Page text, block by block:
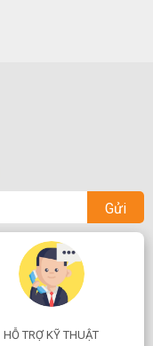
Gửi
HỖ TRỢ KỸ THUẬT